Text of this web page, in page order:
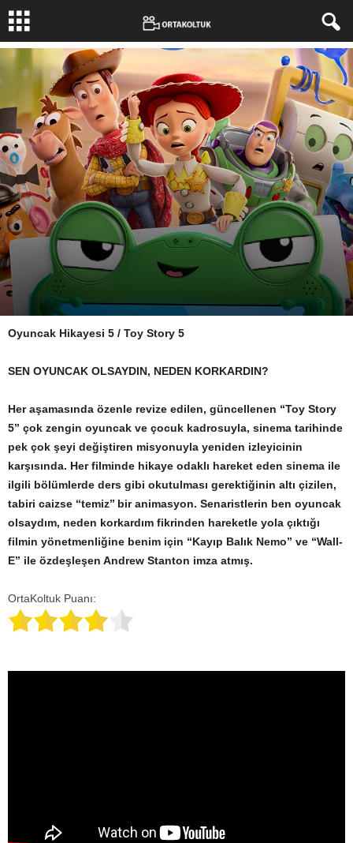
Yazar: Zeynep KASIMLİOGLU- 18 Haziran 2026
Oyuncak Hikayesi 5 / Toy Story 5
SEN OYUNCAK OLSAYDIN, NEDEN KORKARDIN?
Her aşamasında özenle revize edilen, güncellenen “Toy Story
5” çok zengin oyuncak ve çocuk kadrosuyla, sinema tarihinde
pek çok şeyi değiştiren misyonuyla yeniden izleyicinin
karşısında. Her filminde hikaye odaklı hareket eden sinema ile
ilgili bölümlerde ders gibi okutulması gerektiğinin altı çizilen,
tabiri caizse ‘‘temiz’’ bir animasyon. Senaristlerin ben oyuncak
olsaydım, neden korkardım fikrinden hareketle yola çıktığı
filmin yönetmenliğine benim için “Kayıp Balık Nemo” ve “Wall-
E” ile özdeşleşen Andrew Stanton imza atmış.
OrtaKoltuk Puanı: